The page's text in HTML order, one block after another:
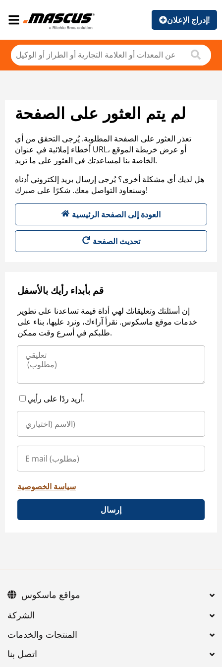
إدراج الإعلان!
لم يتم العثور على الصفحة
تعذر العثور على الصفحة المطلوبة. يُرجى التحقق من أي
أخطاء إملائية في عنوان URL، أو عرض خريطة الموقع
الخاصة بنا لمساعدتك في العثور على ما تريد.
هل لديك أي مشكلة أخرى؟ يُرجى إرسال بريد إلكتروني أدناه
وسنعاود التواصل معك. شكرًا على صبرك!
العودة إلى الصفحة الرئيسية
تحديث الصفحة
قم بأبداء رأيك بالأسفل
إن أسئلتك وتعليقاتك لهي أداة قيمة تساعدنا على تطوير
خدمات موقع ماسكوس. نقرأ آراءك، ونرد عليها، بناء على
طلبكم في أسرع وقت ممكن.
أريد ردًا على رأيي.
سياسة الخصوصية
إرسال
اتصل بنا
مواقع ماسكوس